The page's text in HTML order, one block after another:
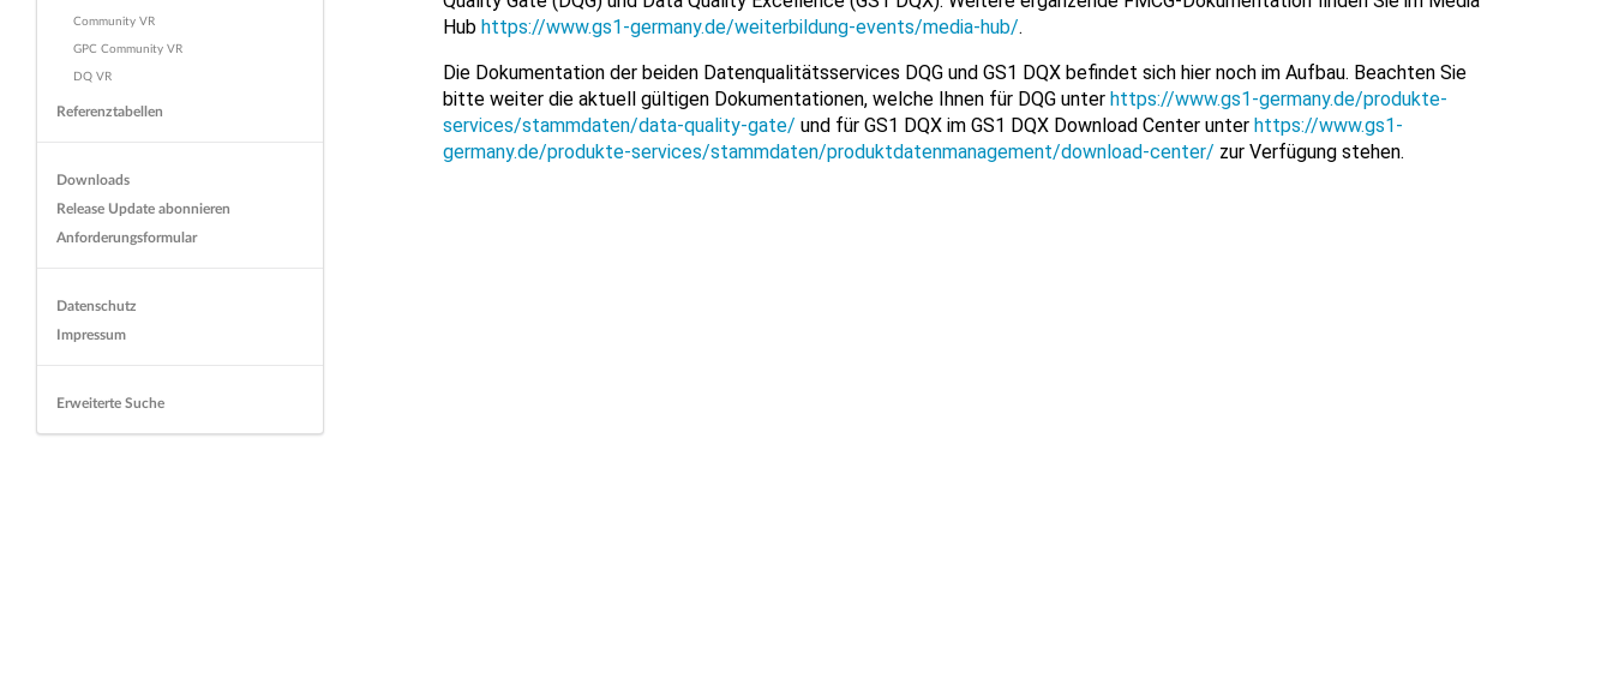
Community VR
GPC Community VR
DQ VR
Referenztabellen
Downloads
Release Update abonnieren
Anforderungsformular
Datenschutz
Impressum
Erweiterte Suche
Hub https://www.gs1-germany.de/weiterbildung-events/media-hub/.
Die Dokumentation der beiden Datenqualitätsservices DQG und GS1 DQX befindet sich hier noch im Aufbau. Beachten Sie
bitte weiter die aktuell gültigen Dokumentationen, welche Ihnen für DQG unter https://www.gs1-germany.de/produkte-
services/stammdaten/data-quality-gate/ und für GS1 DQX im GS1 DQX Download Center unter https://www.gs1-
germany.de/produkte-services/stammdaten/produktdatenmanagement/download-center/ zur Verfügung stehen.